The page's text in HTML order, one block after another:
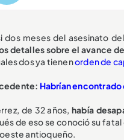
dos meses del asesinato
detalles sobre el avance
dos ya tienenorden de
Habrían
de 32 años, había
de eso se conoció su
antioqueño.